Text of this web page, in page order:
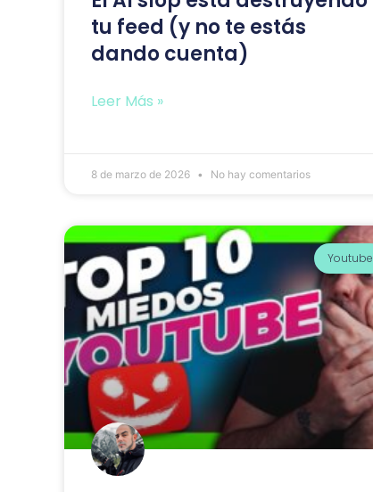
tu feed (y no te estás
dando cuenta)
Leer Más »
8 de marzo de 2026 No hay comentarios
Youtube